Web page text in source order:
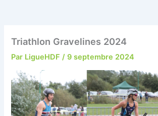
Triathlon Gravelines 2024
Par LigueHDF/9 septembre 2024